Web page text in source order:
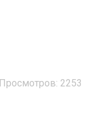
Просмотров: 2253